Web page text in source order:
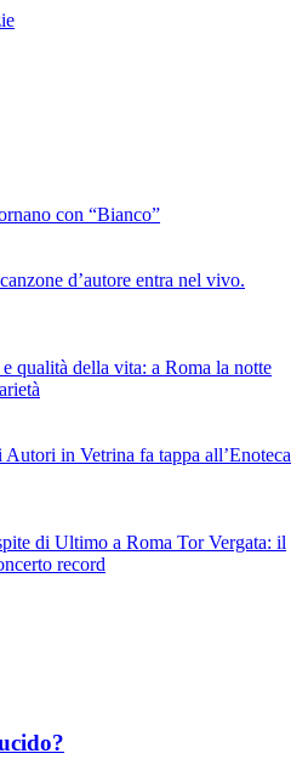
con “Bianco”
d’autore entra nel vivo.
qualità della vita: a Roma la notte
in Vetrina fa tappa all’Enoteca
di Ultimo a Roma Tor Vergata: il
record